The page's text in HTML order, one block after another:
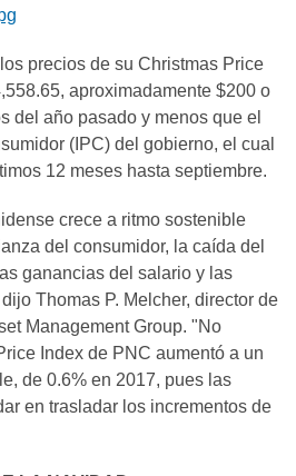
precios de su Christmas Price
aproximadamente $200 o
del año pasado y menos que el
(IPC) del gobierno, el cual
12 meses hasta septiembre.
crece a ritmo sostenible
del consumidor, la caída del
ganancias del salario y las
Thomas P. Melcher, director de
Management Group. "No
Index de PNC aumentó a un
de 0.6% en 2017, pues las
en trasladar los incrementos de